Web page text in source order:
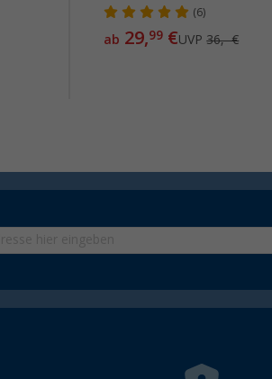
(6)
ab 29,99 €UVP36,- €